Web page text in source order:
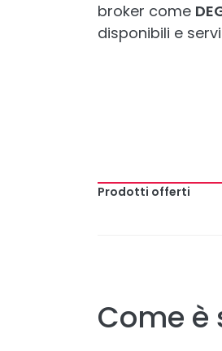
broker come
disponibili e
Prodotti offerti
Come è